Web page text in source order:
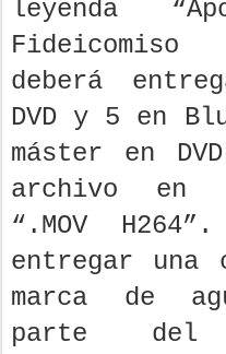
leyenda
Fideicomiso
deberá
DVD y 5 en
máster en
archivo en
“.MOV
entregar una
marca de
parte del